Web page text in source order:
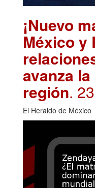
¡Nuevo
México y
avanza
región.
El Heraldo de México